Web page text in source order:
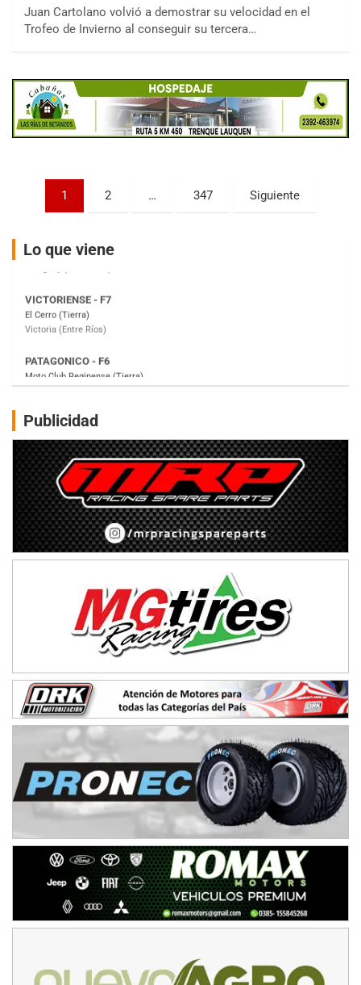
Juan Cartolano volvió a demostrar su velocidad en el
Trofeo de Invierno al conseguir su tercera…
Paginación
entradas
1 2 … 347 Siguiente
Lo que viene
08/09-AGO
KDO - F6
Ciudad de Trenque Lauquen (Asfalto)
Trenque Lauquen (Buenos Aires)
Parque de la Velocidad (Asfalto)
Villaguay (Entre Ríos)
El Cerro (Tierra)
Victoria (Entre Ríos)
Moto Club Reginense (Tierra)
Gral. E. Godoy (Río Negro)
Juventud Unida (Tierra)
Humboldt (Santa Fe)
Ciudad de Avellaneda (Asfalto)
Avellaneda (Santa Fe)
SUR SANTAFESINO - F4
José Samuel Sánchez (Tierra)
Rufino (Santa Fe)
TUCUMANO - F5
Juan Navarro (Asfalto)
El Timbó (Tucumán)
COBERTURA ESPECIAL DE E-KART.COM.AR
IAME SERIES ARGENTINA 6
Ramiro Tot (Asfalto)
KDO - F6
Ciudad de Trenque Lauquen (Asfalto)
Trenque Lauquen (Buenos Aires)
ENTRERRIANO - F6 (POSTERGADA)
Parque de la Velocidad (Asfalto)
Villaguay (Entre Ríos)
El Cerro (Tierra)
Victoria (Entre Ríos)
PATAGONICO - F6
Moto Club Reginense (Tierra)
Gral. E. Godoy (Río Negro)
Humboldt (Santa Fe)
Publicidad